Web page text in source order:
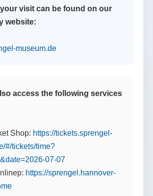
visit can be found on our
website:
museum.de
access the following services
Shop: https://tickets.sprengel-
#/tickets/time?
07-07
https://sprengel.hannover-